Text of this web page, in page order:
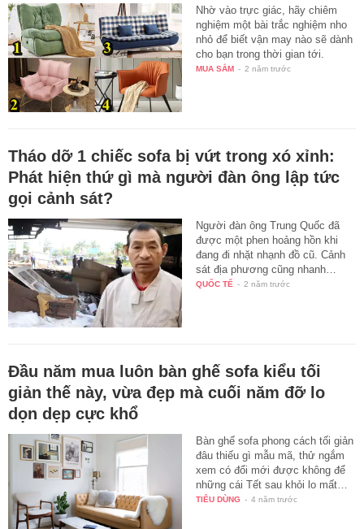
Nhờ vào trực giác, hãy chiêm
nghiệm một bài trắc nghiệm nho
nhỏ để biết vận may nào sẽ dành
cho bạn trong thời gian tới.
MUA SẮM - 2 năm trước
Tháo dỡ 1 chiếc sofa bị vứt trong xó xỉnh:
Phát hiện thứ gì mà người đàn ông lập tức
gọi cảnh sát?
Người đàn ông Trung Quốc đã
được một phen hoảng hồn khi
đang đi nhặt nhạnh đồ cũ. Cảnh
sát địa phương cũng nhanh…
QUỐC TẾ - 2 năm trước
Đầu năm mua luôn bàn ghế sofa kiểu tối
giản thế này, vừa đẹp mà cuối năm đỡ lo
dọn dẹp cực khổ
Bàn ghế sofa phong cách tối giản
đâu thiếu gì mẫu mã, thử ngắm
xem có đổi mới được không để
những cái Tết sau khỏi lo mất…
TIÊU DÙNG - 4 năm trước